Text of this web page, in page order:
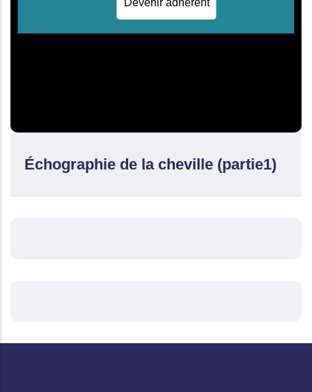
Devenir adhérent
Échographie de la cheville (partie1)